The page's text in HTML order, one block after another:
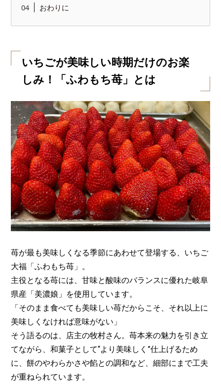
おわりに
いちごが美味しい時期だけのお楽
しみ！「ふわもち苺」とは
苺が最も美味しくなる季節にあわせて登場する、いちご
大福「ふわもち苺」。
主役となる苺には、甘味と酸味のバランスに優れた岐阜
県産「美濃娘」を使用しています。
「そのまま食べても美味しい苺だからこそ、それ以上に
美味しくなければ意味がない」
そう語るのは、店主の牧村さん。苺本来の魅力を引き立
てながら、和菓子として“より美味しく”仕上げるため
に、餅のやわらかさや餡との調和など、細部にまで工夫
が重ねられています。